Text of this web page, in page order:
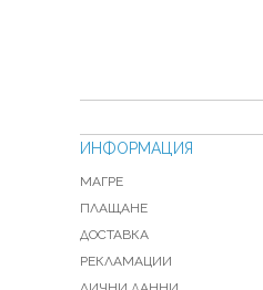
ИНФОРМАЦИЯ
МАГРЕ
ПЛАЩАНЕ
ДОСТАВКА
РЕКЛАМАЦИИ